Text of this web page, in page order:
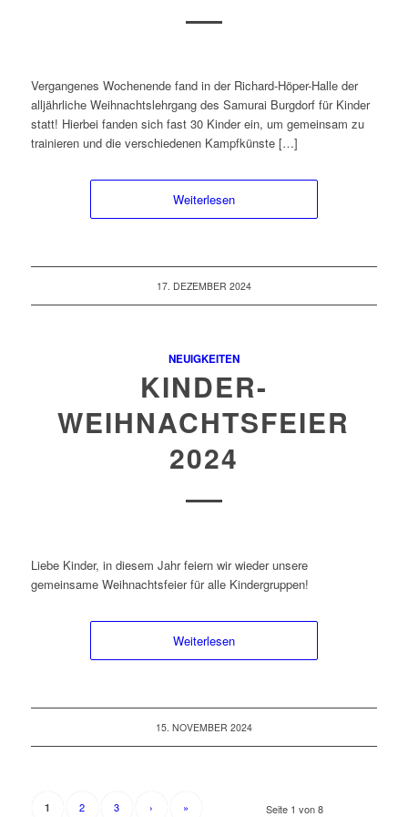
Vergangenes Wochenende fand in der Richard-Höper-Halle der
alljährliche Weihnachtslehrgang des Samurai Burgdorf für Kinder
statt! Hierbei fanden sich fast 30 Kinder ein, um gemeinsam zu
trainieren und die verschiedenen Kampfkünste […]
Weiterlesen
17. DEZEMBER 2024
NEUIGKEITEN
KINDER-
WEIHNACHTSFEIER
2024
Liebe Kinder, in diesem Jahr feiern wir wieder unsere
gemeinsame Weihnachtsfeier für alle Kindergruppen!
Weiterlesen
15. NOVEMBER 2024
Seite 1 von 8
1 2 3 › »